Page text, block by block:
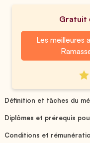
Gratuit
Les meilleures
Définition et tâches du
Diplômes et prérequis
Conditions et